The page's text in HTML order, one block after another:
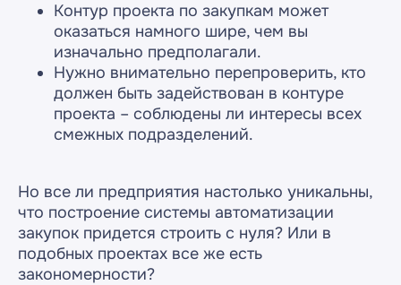
Контур проекта по закупкам может
оказаться намного шире, чем вы
изначально предполагали.
Нужно внимательно перепроверить, кто
должен быть задействован в контуре
проекта – соблюдены ли интересы всех
смежных подразделений.
Но все ли предприятия настолько уникальны,
что построение системы автоматизации
закупок придется строить с нуля? Или в
подобных проектах все же есть
закономерности?